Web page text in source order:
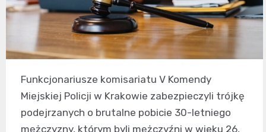
Funkcjonariusze komisariatu V Komendy
Miejskiej Policji w Krakowie zabezpieczyli trójkę
podejrzanych o brutalne pobicie 30-letniego
mężczyzny, którym byli mężczyźni w wieku 26,